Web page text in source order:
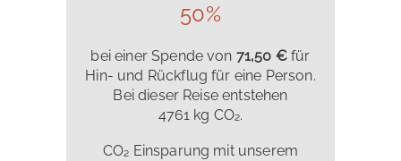
50%
bei einer Spende von 71,50 €für
Hin- und Rückflug für eine Person.
Bei dieser Reise entstehen
4761 kg CO₂.
CO₂ Einsparung mit unserem